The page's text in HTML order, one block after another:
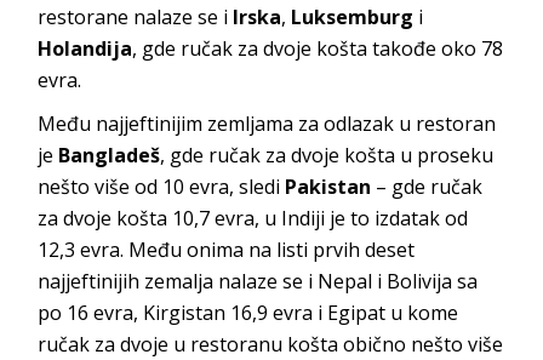
restorane nalaze se i Irska, Luksemburg i
Holandija, gde ručak za dvoje košta takođe oko 78
evra.
Među najjeftinijim zemljama za odlazak u restoran
je Bangladeš, gde ručak za dvoje košta u proseku
nešto više od 10 evra, sledi Pakistan – gde ručak
za dvoje košta 10,7 evra, u Indiji je to izdatak od
12,3 evra. Među onima na listi prvih deset
najjeftinijih zemalja nalaze se i Nepal i Bolivija sa
po 16 evra, Kirgistan 16,9 evra i Egipat u kome
ručak za dvoje u restoranu košta obično nešto više